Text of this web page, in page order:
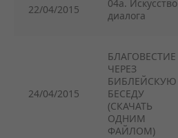
22/04/2015
04а. Искусство
диалога
24/04/2015
БЛАГОВЕСТИЕ
ЧЕРЕЗ
БИБЛЕЙСКУЮ
БЕСЕДУ
(СКАЧАТЬ
ОДНИМ
ФАЙЛОМ)